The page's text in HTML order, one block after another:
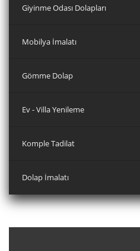
Giyinme Odası Dolapları
Mobilya İmalatı
Gömme Dolap
Ev - Villa Yenileme
Komple Tadilat
Dolap İmalatı